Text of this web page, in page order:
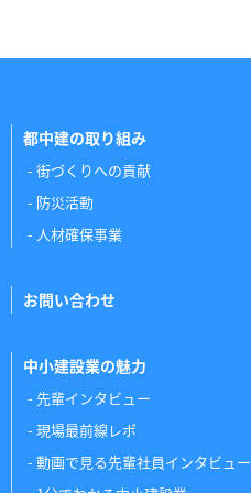
都中建の取り組み
街づくりへの貢献
防災活動
人材確保事業
お問い合わせ
中小建設業の魅力
先輩インタビュー
現場最前線レポ
動画で見る先輩社員インタビュー